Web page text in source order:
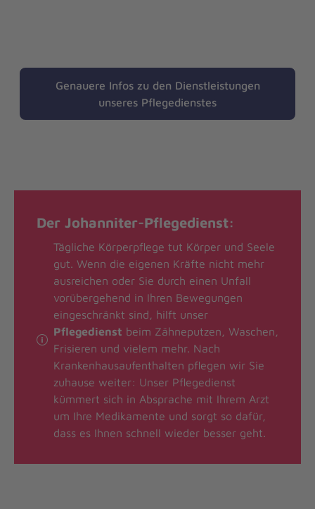
Genauere Infos zu den Dienstleistungen
unseres Pflegedienstes
Der Johanniter-Pflegedienst:
Tägliche Körperpflege tut Körper und Seele
gut. Wenn die eigenen Kräfte nicht mehr
ausreichen oder Sie durch einen Unfall
vorübergehend in Ihren Bewegungen
eingeschränkt sind, hilft unser
Pflegedienst beim Zähneputzen, Waschen,
Frisieren und vielem mehr. Nach
Krankenhausaufenthalten pflegen wir Sie
zuhause weiter: Unser Pflegedienst
kümmert sich in Absprache mit Ihrem Arzt
um Ihre Medikamente und sorgt so dafür,
dass es Ihnen schnell wieder besser geht.